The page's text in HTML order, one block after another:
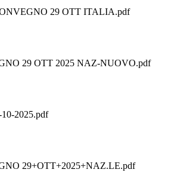
29 OTT ITALIA.pdf
29 OTT 2025 NAZ-NUOVO.pdf
2025.pdf
29+OTT+2025+NAZ.LE.pdf